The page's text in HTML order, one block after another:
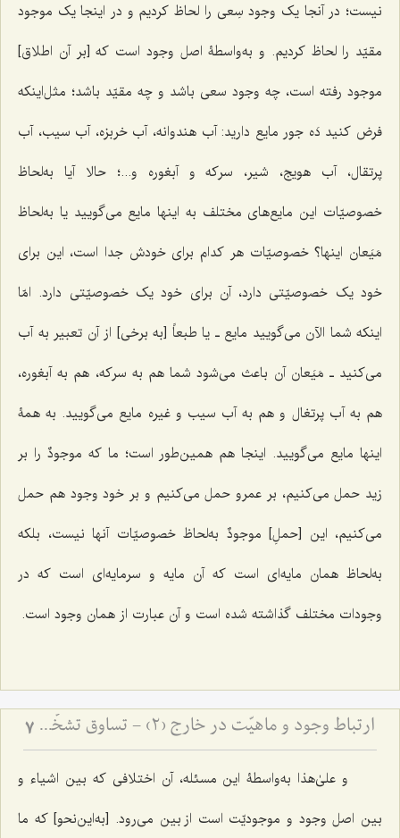
نیست؛ در آنجا یک وجود سِعی را لحاظ کردیم و در اینجا یک موجود
مقیّد را لحاظ کردیم. و به‌واسطۀ اصل وجود است که [بر آن اطلاق]
موجود رفته است، چه وجود سعی باشد و چه مقیّد باشد؛ مثل‌اینکه
فرض کنید دَه جور مایع دارید: آب هندوانه، آب خربزه، آب سیب، آب
پرتقال، آب هویج، شیر، سرکه و آبغوره و...؛ حالا آیا به‌لحاظ
خصوصیّات این مایع‌های مختلف به اینها مایع می‌گویید یا به‌لحاظ
مَیَعان اینها؟ خصوصیّات هر کدام برای خودش جدا است، این برای
خود یک خصوصیّتی دارد، آن برای خود یک خصوصیّتی دارد. امّا
اینکه شما الآن می‌گویید مایع ـ یا طبعاً [به برخی] از آن تعبیر به آب
می‌کنید ـ مَیَعان آن باعث می‌شود شما هم به سرکه، هم به آبغوره،
هم به آب پرتغال و هم به آب سیب و غیره مایع می‌گویید. به همۀ
اینها مایع می‌گویید. اینجا هم همین‌طور است؛ ما که موجودٌ را بر
زید حمل می‌کنیم، بر عمرو حمل می‌کنیم و بر خود وجود هم حمل
می‌کنیم، این [حملِ] موجودٌ به‌لحاظ خصوصیّات آنها نیست، بلکه
به‌لحاظ همان مایه‌ای است که آن مایه و سرمایه‌ای است که در
وجودات مختلف گذاشته شده است و آن عبارت از همان وجود است.
ارتباط وجود و ماهیّت در خارج (2) - تساوق تشخّص و شیئیّت با وجود 7
و علیٰ‌هذا به‌واسطۀ این مسئله، آن اختلافی که بین اشیاء و
بین اصل وجود و موجودیّت است از بین می‌رود. [به‌این‌نحو] که ما